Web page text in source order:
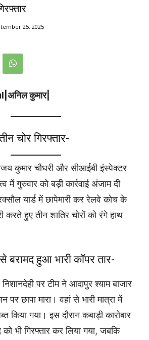
25, 2025
कुमार|
चोर गिरफ्तार-
कुमार चौधरी और सीआईबी इंस्पेक्टर
गुरुवार को बड़ी कार्रवाई अंजाम दी
यार्ड में छापेमारी कर रेलवे कोच के
करते हुए तीन शातिर चोरों को रंगे हाथ
बरामद हुआ भारी कॉपर तार-
निशानदेही पर टीम ने आदापुर श्याम बाजार
पर छापा मारा। वहां से भारी मात्रा में
किया गया। इस दौरान कबाड़ी कारोबार
भी गिरफ्तार कर लिया गया, जबकि